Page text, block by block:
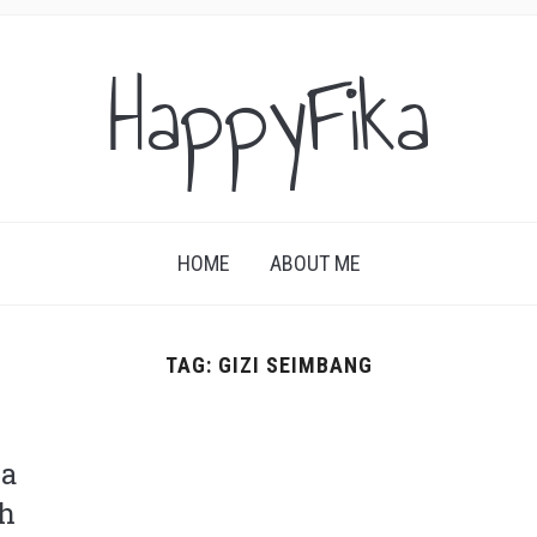
HappyFika
HOME ABOUT ME
TAG: GIZI SEIMBANG